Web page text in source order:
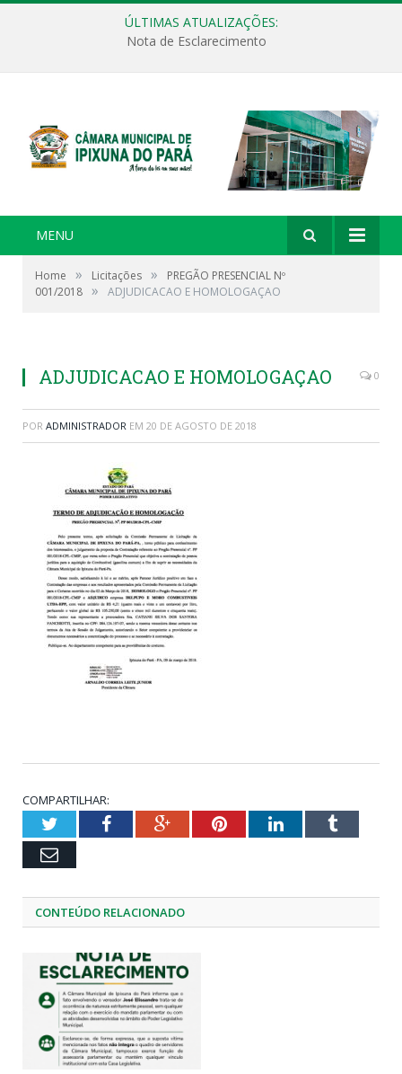
ÚLTIMAS ATUALIZAÇÕES:
Nota de Esclarecimento
MENU
Home » Licitações »
PREGÃO PRESENCIAL Nº
001/2018 » ADJUDICACAO E HOMOLOGAÇAO
ADJUDICACAO E HOMOLOGAÇAO 0
POR ADMINISTRADOR EM 20 DE AGOSTO DE 2018
COMPARTILHAR:
TwitterFacebookGoogle+PinterestLinkedInTumblr
Email
CONTEÚDO RELACIONADO